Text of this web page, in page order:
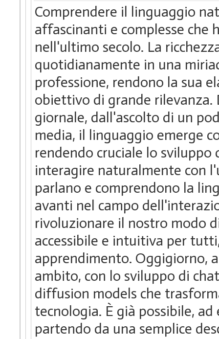
Comprendere il linguaggio
affascinanti e complesse che
nell'ultimo secolo. La
quotidianamente in una
professione, rendono la sua
obiettivo di grande
giornale, dall'ascolto di un
media, il linguaggio emerge
rendendo cruciale lo
interagire naturalmente con
parlano e comprendono la
avanti nel campo
rivoluzionare il nostro modo
accessibile e intuitiva per
apprendimento. Oggigiorno,
ambito, con lo sviluppo di
diffusion models che
tecnologia. È già possibile,
partendo da una semplice